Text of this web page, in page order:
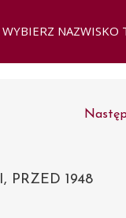
PRZED 1948